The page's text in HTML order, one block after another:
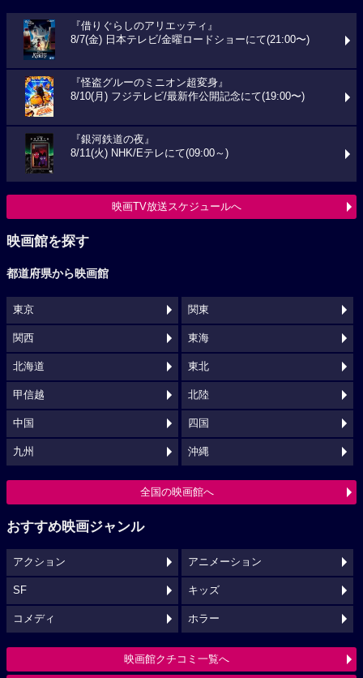
『借りぐらしのアリエッティ』
8/7(金) 日本テレビ/金曜ロードショーにて(21:00〜)
『怪盗グルーのミニオン超変身』
8/10(月) フジテレビ/最新作公開記念にて(19:00〜)
『銀河鉄道の夜』
8/11(火) NHK/Eテレにて(09:00～)
映画TV放送スケジュールへ
映画館を探す
都道府県から映画館
東京 関東
関西 東海
北海道 東北
甲信越 北陸
中国 四国
九州 沖縄
全国の映画館へ
おすすめ映画ジャンル
アクション アニメーション
SF キッズ
コメディ ホラー
映画館クチコミ一覧へ